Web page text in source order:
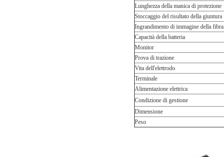
Lunghezza della manica di protezione
Stoccaggio del risultato della giuntura
Ingrandimento di immagine della fibra
Capacità della batteria
Monitor
Prova di trazione
Vita dell'elettrodo
Terminale
Alimentazione elettrica
Condizione di gestione
Dimensione
Peso